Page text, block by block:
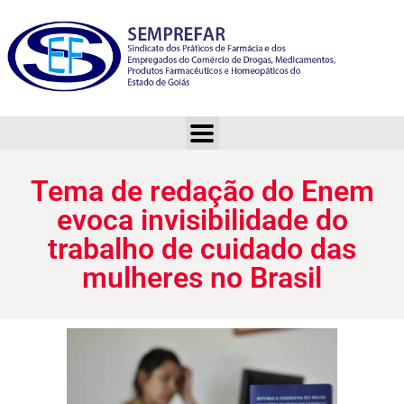
Tema de redação do Enem
evoca invisibilidade do
trabalho de cuidado das
mulheres no Brasil